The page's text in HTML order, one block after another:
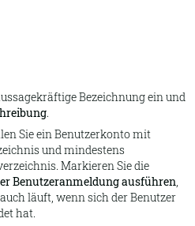
Bezeichnung ein und
.
Sie ein Benutzerkonto mit
und mindestens
Markieren Sie die
Benutzeranmeldung ausführen,
läuft, wenn sich der Benutzer
hat.